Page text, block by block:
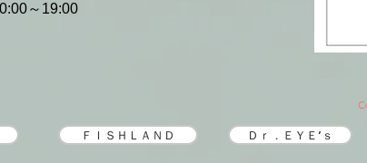
～19:00
ＦＩＳＨＬＡＮＤ Ｄｒ．ＥＹＥ’ｓ